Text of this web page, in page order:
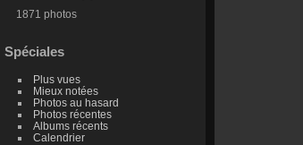
1871 photos
Spéciales
Plus vues
Mieux notées
Photos au hasard
Photos récentes
Albums récents
Calendrier